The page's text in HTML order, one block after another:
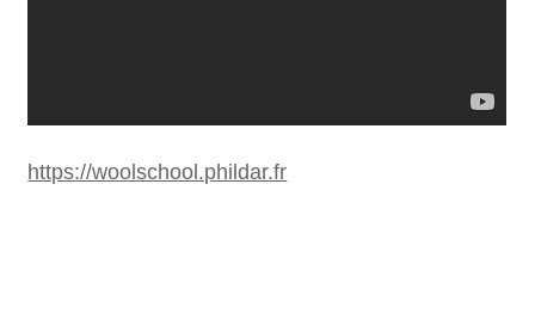
https://woolschool.phildar.fr